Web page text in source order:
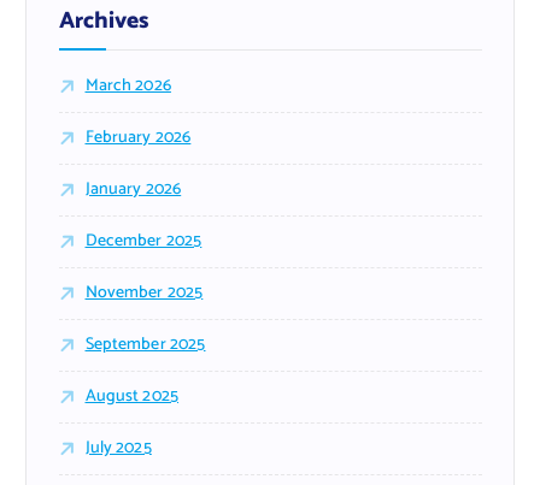
Archives
March 2026
February 2026
January 2026
December 2025
November 2025
September 2025
August 2025
July 2025